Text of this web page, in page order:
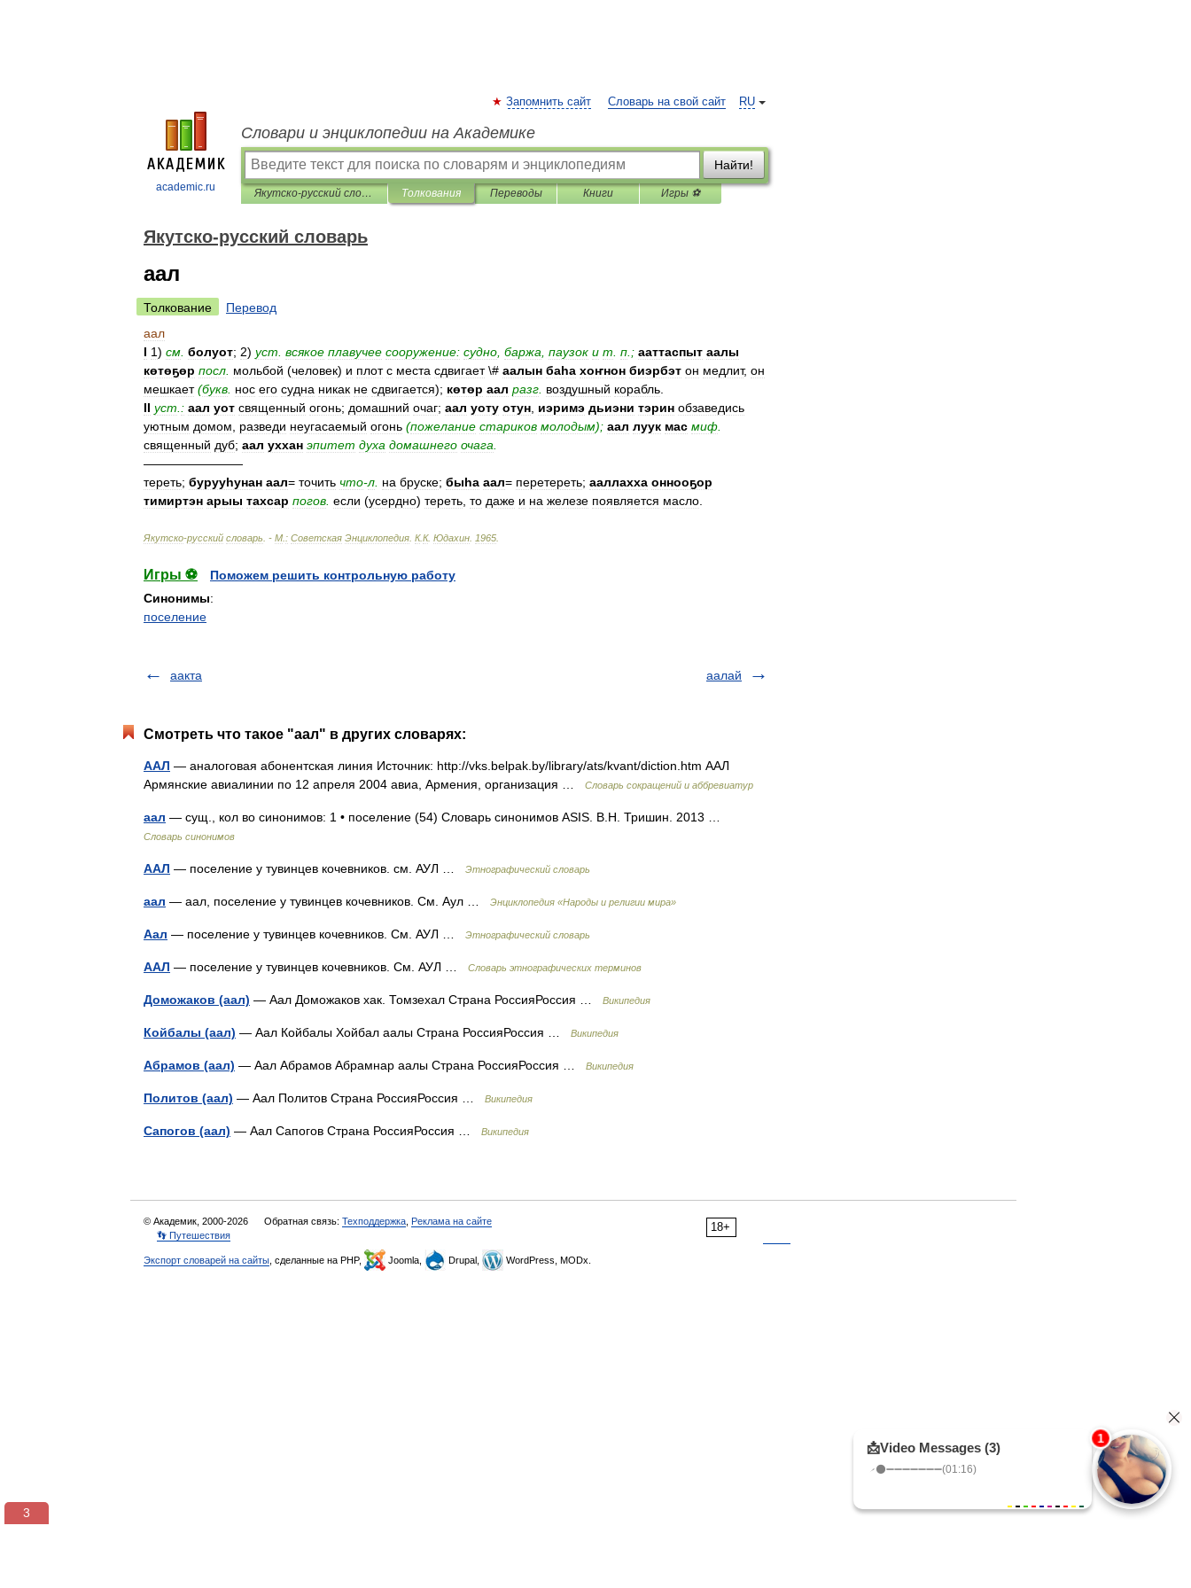
academic.ru
RU
Запомнить сайт Словарь на свой сайт
Словари и энциклопедии на Академике
Найти!
Якутско-русский словарь Толкования Переводы Книги Игры ⚽
Якутско-русский словарь
аал
Толкование
Перевод
аал
I 1) см болуот; 2) уст всякое плавучее сооружение: судно баржа паузок и т п .; ааттаспыт аалы
көтөҕөр посл мольбой (человек) и плот с места сдвигает\# аалын баһа хоҥнон биэрбэт он медлит, он
мешкает (букв нос его судна никак не сдвигается); көтөр аал разг воздушный корабль
II уст : аал уот священный огонь; домашний очаг; аал уоту отун иэримэ дьиэни тэрин обзаведись
уютным домом разведи неугасаемый огонь (пожелание стариков молодым); аал луук мас миф
священный дуб; аал уххан эпитет духа домашнего очага
————————
тереть; бурууһунан аал= точить что-л на бруске; быһа аал= перетереть; ааллахха оннооҕор
тимиртэн арыы тахсар погов если (усердно) тереть то даже и на железе появляется масло
Якутско-русский словарь . - М : Советская Энциклопедия К.К. Юдахин 1965
Игры ⚽
Поможем решить контрольную работу
Синонимы:
поселение
аакта аалай
Смотреть что такое "аал" в других словарях:
ААЛ — аналоговая абонентская линия Источник: http://vks.belpak.by/library/ats/kvant/diction.htm ААЛ
Армянские авиалинии по 12 апреля 2004 авиа, Армения, организация …
Словарь сокращений и аббревиатур
аал — сущ., кол во синонимов: 1 • поселение (54) Словарь синонимов ASIS. В.Н. Тришин. 2013 …
Словарь синонимов
ААЛ — поселение у тувинцев кочевников. см. АУЛ … Этнографический словарь
аал — аал, поселение у тувинцев кочевников. См. Аул … Энциклопедия «Народы и религии мира»
Аал — поселение у тувинцев кочевников. См. АУЛ … Этнографический словарь
ААЛ — поселение у тувинцев кочевников. См. АУЛ … Словарь этнографических терминов
Доможаков (аал) — Аал Доможаков хак. Томзехал Страна РоссияРоссия … Википедия
Койбалы (аал) — Аал Койбалы Хойбал аалы Страна РоссияРоссия … Википедия
Абрамов (аал) — Аал Абрамов Абрамнар аалы Страна РоссияРоссия … Википедия
Политов (аал) — Аал Политов Страна РоссияРоссия … Википедия
Сапогов (аал) — Аал Сапогов Страна РоссияРоссия … Википедия
18+
© Академик, 2000-2026 Обратная связь: Техподдержка Реклама на сайте
👣 Путешествия
Экспорт словарей на сайты , сделанные на PHP, Joomla, Drupal, WordPress, MODx.
3